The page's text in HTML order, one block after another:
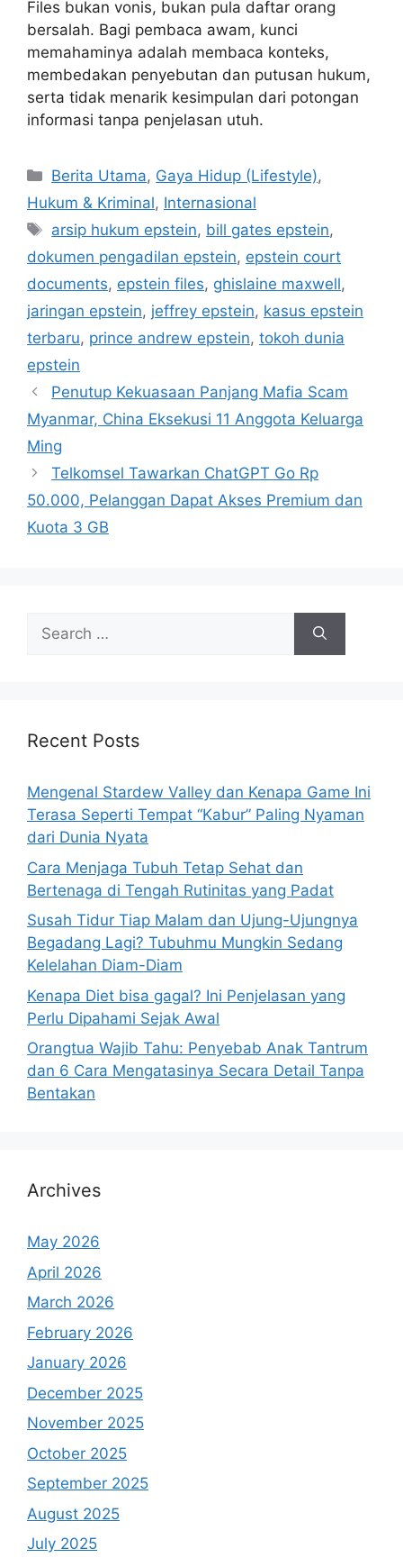
Files bukan vonis, bukan pula daftar orang
bersalah. Bagi pembaca awam, kunci
memahaminya adalah membaca konteks,
membedakan penyebutan dan putusan hukum,
serta tidak menarik kesimpulan dari potongan
informasi tanpa penjelasan utuh.
C
a
e
g
o
r
i
s
Berita Utama, Gaya Hidup (Lifestyle),
Hukum & Kriminal, Internasional
T
a
s
arsip hukum epstein, bill gates epstein,
dokumen pengadilan epstein, epstein court
documents, epstein files, ghislaine maxwell,
jaringan epstein, jeffrey epstein, kasus epstein
terbaru, prince andrew epstein, tokoh dunia
epstein
Penutup Kekuasaan Panjang Mafia Scam
Myanmar, China Eksekusi 11 Anggota Keluarga
Ming
Telkomsel Tawarkan ChatGPT Go Rp
50.000, Pelanggan Dapat Akses Premium dan
Kuota 3 GB
h
r
:
Recent Posts
Mengenal Stardew Valley dan Kenapa Game Ini
Terasa Seperti Tempat “Kabur” Paling Nyaman
dari Dunia Nyata
Cara Menjaga Tubuh Tetap Sehat dan
Bertenaga di Tengah Rutinitas yang Padat
Susah Tidur Tiap Malam dan Ujung-Ujungnya
Begadang Lagi? Tubuhmu Mungkin Sedang
Kelelahan Diam-Diam
Kenapa Diet bisa gagal? Ini Penjelasan yang
Perlu Dipahami Sejak Awal
Orangtua Wajib Tahu: Penyebab Anak Tantrum
dan 6 Cara Mengatasinya Secara Detail Tanpa
Bentakan
Archives
May 2026
April 2026
March 2026
February 2026
January 2026
December 2025
November 2025
October 2025
September 2025
August 2025
July 2025